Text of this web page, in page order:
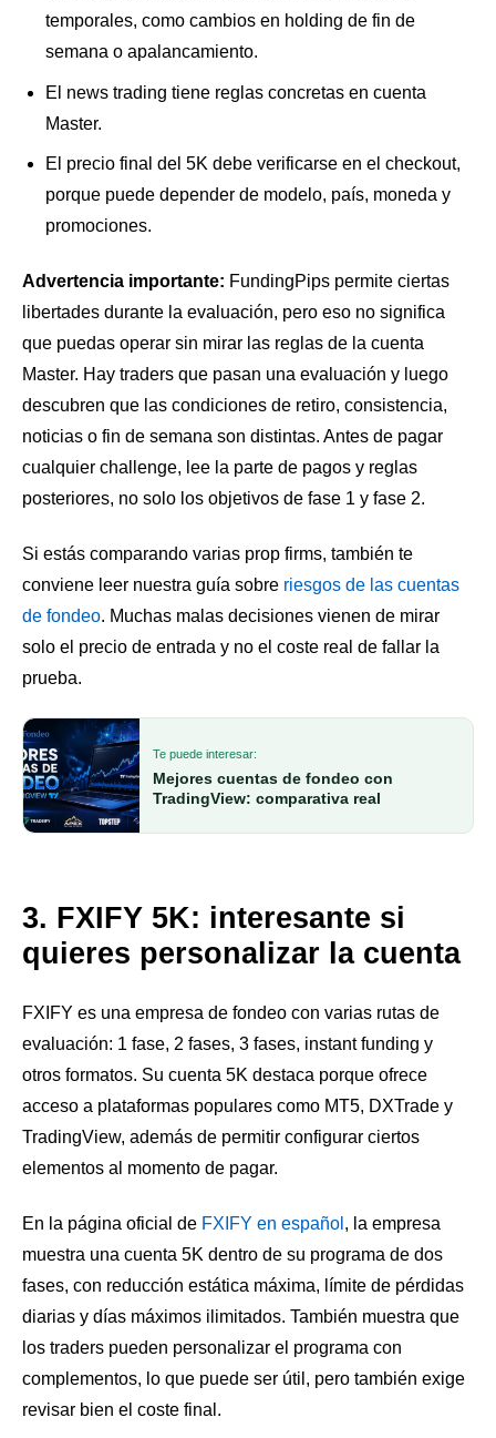
temporales, como cambios en holding de fin de
semana o apalancamiento.
El news trading tiene reglas concretas en cuenta
Master.
El precio final del 5K debe verificarse en el checkout,
porque puede depender de modelo, país, moneda y
promociones.
Advertencia importante: FundingPips permite ciertas
libertades durante la evaluación, pero eso no significa
que puedas operar sin mirar las reglas de la cuenta
Master. Hay traders que pasan una evaluación y luego
descubren que las condiciones de retiro, consistencia,
noticias o fin de semana son distintas. Antes de pagar
cualquier challenge, lee la parte de pagos y reglas
posteriores, no solo los objetivos de fase 1 y fase 2.
Si estás comparando varias prop firms, también te
conviene leer nuestra guía sobre riesgos de las cuentas
de fondeo. Muchas malas decisiones vienen de mirar
solo el precio de entrada y no el coste real de fallar la
prueba.
Te puede interesar:
Mejores cuentas de fondeo con
TradingView: comparativa real
3. FXIFY 5K: interesante si
quieres personalizar la cuenta
FXIFY es una empresa de fondeo con varias rutas de
evaluación: 1 fase, 2 fases, 3 fases, instant funding y
otros formatos. Su cuenta 5K destaca porque ofrece
acceso a plataformas populares como MT5, DXTrade y
TradingView, además de permitir configurar ciertos
elementos al momento de pagar.
En la página oficial de FXIFY en español , la empresa
muestra una cuenta 5K dentro de su programa de dos
fases, con reducción estática máxima, límite de pérdidas
diarias y días máximos ilimitados. También muestra que
los traders pueden personalizar el programa con
complementos, lo que puede ser útil, pero también exige
revisar bien el coste final.